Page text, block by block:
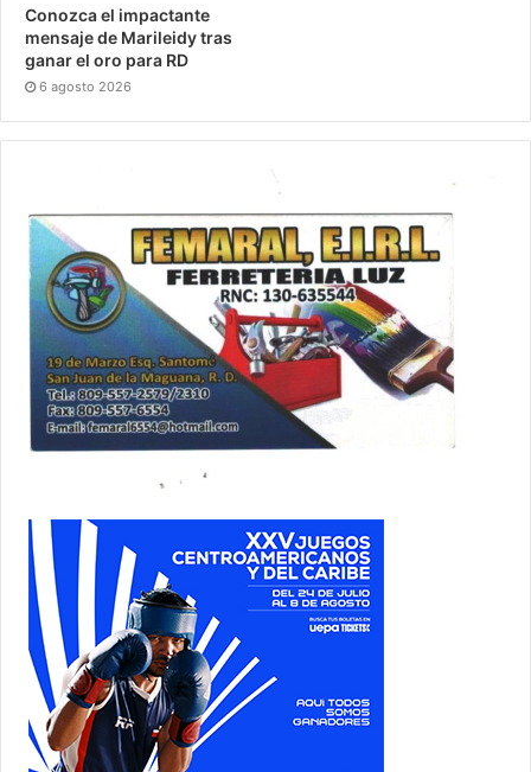
Conozca el impactante
mensaje de Marileidy tras
ganar el oro para RD
6 agosto 2026